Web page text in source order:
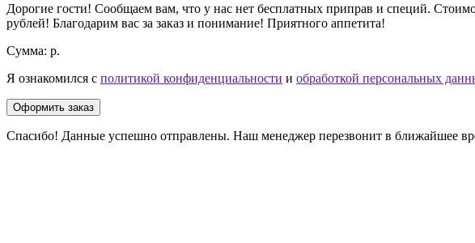
Дорогие гости! Сообщаем вам, что у нас нет бесплатных приправ и специй.
рублей! Благодарим вас за заказ и понимание! Приятного аппетита!
Сумма: р.
Я ознакомился с политикой конфиденциальности и обработкой персональных
Оформить заказ
Спасибо! Данные успешно отправлены. Наш менеджер перезвонит в ближайшее